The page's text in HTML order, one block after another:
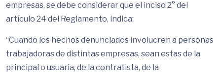
empresas, se debe considerar que el inciso 2° del
artículo 24 del Reglamento, indica:
“Cuando los hechos denunciados involucren a personas
trabajadoras de distintas empresas, sean estas de la
principal o usuaria, de la contratista, de la